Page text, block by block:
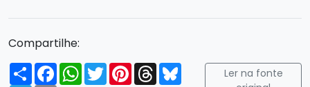
Compartilhe:
Compartilhar
FacebookWhatsApp
TwitterPinterest
ThreadsBlueskyLer na fonte